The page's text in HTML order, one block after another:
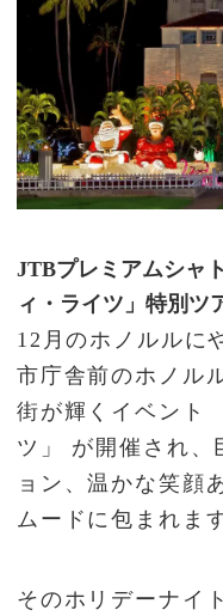
JTBプレミアムシャ
ィ・ライツ」特別ツ
12月のホノルルに
市庁舎前のホノル
街が輝くイベント
ツ」 が開催され、
ョン、温かな笑顔
ムードに包まれます
そのホリデーナイ